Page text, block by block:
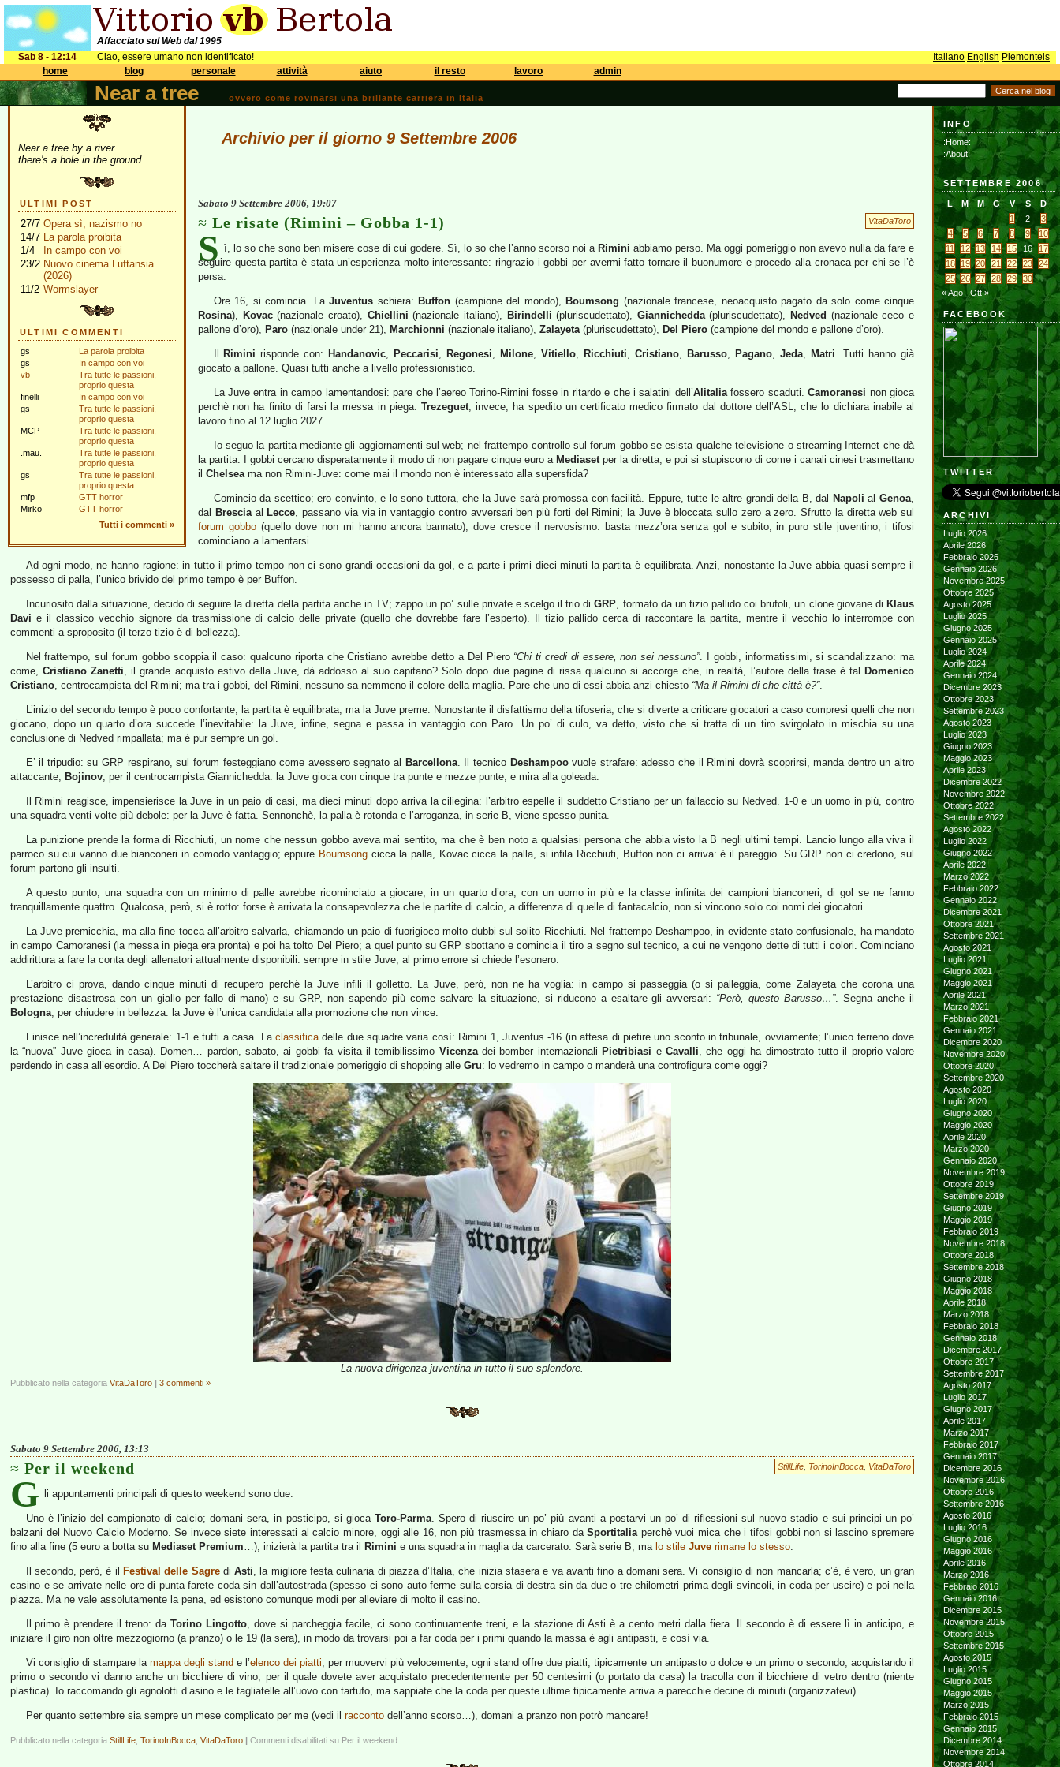
Affacciato sul Web dal 1995
Sab 8 - 12:14
Ciao, essere umano non identificato! Italiano English Piemonteis
home
blog personale attività aiuto il resto lavoro admin
Near a tree ovvero come rovinarsi una brillante carriera in Italia
Near a tree by a river
there's a hole in the ground
ULTIMI POST
27/7 Opera sì, nazismo no
14/7 La parola proibita
1/4
In campo con voi
23/2 Nuovo cinema Luftansia
(2026)
11/2 Wormslayer
ULTIMI COMMENTI
gs
La parola proibita
gs
In campo con voi
vb
Tra tutte le passioni,
proprio questa
finelli
In campo con voi
gs
Tra tutte le passioni,
proprio questa
MCP
Tra tutte le passioni,
proprio questa
.mau.
Tra tutte le passioni,
proprio questa
gs
Tra tutte le passioni,
proprio questa
mfp
GTT horror
Mirko
GTT horror
Tutti i commenti »
Archivio per il giorno 9 Settembre 2006
Sabato 9 Settembre 2006, 19:07
VitaDaToro
Le risate (Rimini – Gobba 1-1)
S ì, lo so che sono ben misere cose di cui godere. Sì, lo so che l’anno scorso noi a Rimini abbiamo perso. Ma oggi pomeriggio non avevo nulla da fare e
seguire questa partita è stata un’esperienza molto interessante: ringrazio i gobbi per avermi fatto tornare il buonumore e procedo alla cronaca per chi se l’è
persa.
Ore 16, si comincia. La Juventus schiera: Buffon (campione del mondo), Boumsong (nazionale francese, neoacquisto pagato da solo come cinque
Rosina), Kovac(nazionale croato), Chiellini (nazionale italiano), Birindelli (pluriscudettato), Giannichedda(pluriscudettato), Nedved (nazionale ceco e
pallone d’oro), Paro (nazionale under 21), Marchionni (nazionale italiano), Zalayeta(pluriscudettato), Del Piero (campione del mondo e pallone d’oro).
Rimini risponde con: Handanovic, Peccarisi, Regonesi, Milone,Vitiello, Ricchiuti,Cristiano, Barusso, Pagano,Jeda, Matri. Tutti hanno già
giocato a pallone. Quasi tutti anche a livello professionistico.
La Juve entra in campo lamentandosi: pare che l’aereo Torino-Rimini fosse in ritardo e che i salatini dell’Alitaliafossero scaduti.Camoranesi non gioca
perchè non ha finito di farsi la messa in piega. Trezeguet, invece, ha spedito un certificato medico firmato dal dottore dell’ASL, che lo dichiara inabile al
lavoro fino al 12 luglio 2027.
Io seguo la partita mediante gli aggiornamenti sul web; nel frattempo controllo sul forum gobbo se esista qualche televisione o streaming Internet che dà
la partita. I gobbi cercano disperatamente il modo di non pagare cinque euro a Mediasetper la diretta, e poi si stupiscono di come i canali cinesi trasmettano
il Chelseama non Rimini-Juve: come mai il mondo non è interessato alla supersfida?
Comincio da scettico; ero convinto, e lo sono tuttora, che la Juve sarà promossa con facilità. Eppure, tutte le altre grandi della B, dal Napoli alGenoa,
dal Bresciaal Lecce, passano via via in vantaggio contro avversari ben più forti del Rimini; la Juve è bloccata sullo zero a zero. Sfrutto la diretta web sul
forum gobbo(quello dove non mi hanno ancora bannato), dove cresce il nervosismo: basta mezz’ora senza gol e subito, in puro stile juventino, i tifosi
cominciano a lamentarsi.
Ad ogni modo, ne hanno ragione: in tutto il primo tempo non ci sono grandi occasioni da gol, e a parte i primi dieci minuti la partita è equilibrata. Anzi, nonostante la Juve abbia quasi sempre il
possesso di palla, l’unico brivido del primo tempo è per Buffon.
Incuriosito dalla situazione, decido di seguire la diretta della partita anche in TV; zappo un po’ sulle private e scelgo il trio diGRP, formato da un tizio pallido coi brufoli, un clone giovane di Klaus
Davi e il classico vecchio signore da trasmissione di calcio delle private (quello che dovrebbe fare l’esperto). Il tizio pallido cerca di raccontare la partita, mentre il vecchio lo interrompe con
commenti a sproposito (il terzo tizio è di bellezza).
Nel frattempo, sul forum gobbo scoppia il caso: qualcuno riporta che Cristiano avrebbe detto a Del Piero “Chi ti credi di essere, non sei nessuno”. I gobbi, informatissimi, si scandalizzano: ma
come,Cristiano Zanetti, il grande acquisto estivo della Juve, dà addosso al suo capitano? Solo dopo due pagine di rissa qualcuno si accorge che, in realtà, l’autore della frase è tal Domenico
Cristiano, centrocampista del Rimini; ma tra i gobbi, del Rimini, nessuno sa nemmeno il colore della maglia. Pare che uno di essi abbia anzi chiesto “Ma il Rimini di che città è?”.
L’inizio del secondo tempo è poco confortante; la partita è equilibrata, ma la Juve preme. Nonostante il disfattismo della tifoseria, che si diverte a criticare giocatori a caso compresi quelli che non
giocano, dopo un quarto d’ora succede l’inevitabile: la Juve, infine, segna e passa in vantaggio con Paro. Un po’ di culo, va detto, visto che si tratta di un tiro svirgolato in mischia su una
conclusione di Nedved rimpallata; ma è pur sempre un gol.
E’ il tripudio: su GRP respirano, sul forum festeggiano come avessero segnato al Barcellona. Il tecnico Deshampoovuole strafare: adesso che il Rimini dovrà scoprirsi, manda dentro un altro
attaccante, Bojinov, per il centrocampista Giannichedda: la Juve gioca con cinque tra punte e mezze punte, e mira alla goleada.
Il Rimini reagisce, impensierisce la Juve in un paio di casi, ma dieci minuti dopo arriva la ciliegina: l’arbitro espelle il suddetto Cristiano per un fallaccio su Nedved. 1-0 e un uomo in più, contro
una squadra venti volte più debole: per la Juve è fatta. Sennonchè, la palla è rotonda e l’arroganza, in serie B, viene spesso punita.
La punizione prende la forma di Ricchiuti, un nome che nessun gobbo aveva mai sentito, ma che è ben noto a qualsiasi persona che abbia visto la B negli ultimi tempi. Lancio lungo alla viva il
parroco su cui vanno due bianconeri in comodo vantaggio; eppure Boumsongcicca la palla, Kovac cicca la palla, si infila Ricchiuti, Buffon non ci arriva: è il pareggio. Su GRP non ci credono, sul
forum partono gli insulti.
A questo punto, una squadra con un minimo di palle avrebbe ricominciato a giocare; in un quarto d’ora, con un uomo in più e la classe infinita dei campioni bianconeri, di gol se ne fanno
tranquillamente quattro. Qualcosa, però, si è rotto: forse è arrivata la consapevolezza che le partite di calcio, a differenza di quelle di fantacalcio, non si vincono solo coi nomi dei giocatori.
La Juve premicchia, ma alla fine tocca all’arbitro salvarla, chiamando un paio di fuorigioco molto dubbi sul solito Ricchiuti. Nel frattempo Deshampoo, in evidente stato confusionale, ha mandato
in campo Camoranesi (la messa in piega era pronta) e poi ha tolto Del Piero; a quel punto su GRP sbottano e comincia il tiro a segno sul tecnico, a cui ne vengono dette di tutti i colori. Cominciano
addirittura a fare la conta degli allenatori attualmente disponibili: sempre in stile Juve, al primo errore si chiede l’esonero.
L’arbitro ci prova, dando cinque minuti di recupero perchè la Juve infili il golletto. La Juve, però, non ne ha voglia: in campo si passeggia (o si palleggia, come Zalayeta che corona una
prestazione disastrosa con un giallo per fallo di mano) e su GRP, non sapendo più come salvare la situazione, si riducono a esaltare gli avversari: “Però, questo Barusso…”. Segna anche il
Bologna, per chiudere in bellezza: la Juve è l’unica candidata alla promozione che non vince.
Finisce nell’incredulità generale: 1-1 e tutti a casa. La classificadelle due squadre varia così: Rimini 1, Juventus -16 (in attesa di pietire uno sconto in tribunale, ovviamente; l’unico terreno dove
la “nuova” Juve gioca in casa). Domen… pardon, sabato, ai gobbi fa visita il temibilissimo Vicenzadei bomber internazionali Pietribiasi e Cavalli, che oggi ha dimostrato tutto il proprio valore
perdendo in casa all’esordio. A Del Piero toccherà saltare il tradizionale pomeriggio di shopping alle Gru: lo vedremo in campo o manderà una controfigura come oggi?
La nuova dirigenza juventina in tutto il suo splendore.
Pubblicato nella categoria VitaDaToro | 3 commenti »
Sabato 9 Settembre 2006, 13:13
StillLife TorinoInBocca VitaDaToro
Per il weekend
G li appuntamenti principali di questo weekend sono due.
Uno è l’inizio del campionato di calcio; domani sera, in posticipo, si gioca Toro-Parma. Spero di riuscire un po’ più avanti a postarvi un po’ di riflessioni sul nuovo stadio e sui principi un po’
balzani del Nuovo Calcio Moderno. Se invece siete interessati al calcio minore, oggi alle 16, non più trasmessa in chiaro daSportitaliaperchè vuoi mica che i tifosi gobbi non si lascino spremere
fino alla fine (5 euro a botta su Mediaset Premium…), inizierà la partita tra il Rimini e una squadra in maglia da carcerato. Sarà serie B, ma lo stile Juve rimane lo stesso.
Il secondo, però, è il Festival delle SagrediAsti, la migliore festa culinaria di piazza d’Italia, che inizia stasera e va avanti fino a domani sera. Vi consiglio di non mancarla; c’è, è vero, un gran
casino e se arrivate nelle ore di punta farete coda sin dall’autostrada (spesso ci sono auto ferme sulla corsia di destra sin da due o tre chilometri prima degli svincoli, in coda per uscire) e poi nella
piazza. Ma ne vale assolutamente la pena, ed esistono comunque modi per alleviare di molto il casino.
Il primo è prendere il treno: daTorino Lingotto, dove si parcheggia facile, ci sono continuamente treni, e la stazione di Asti è a cento metri dalla fiera. Il secondo è di essere lì in anticipo, e
iniziare il giro non oltre mezzogiorno (a pranzo) o le 19 (la sera), in modo da trovarsi poi a far coda per i primi quando la massa è agli antipasti, e così via.
Vi consiglio di stampare la mappa degli stand e l’elenco dei piatti, per muovervi più velocemente; ogni stand offre due piatti, tipicamente un antipasto o dolce e un primo o secondo; acquistando il
primo o secondo vi danno anche un bicchiere di vino, per il quale dovete aver acquistato precedentemente per 50 centesimi (o portato da casa) la tracolla con il bicchiere di vetro dentro (niente
plastica). Io raccomando gli agnolotti d’asino e le tagliatelle all’uovo con tartufo, ma sappiate che la coda per queste ultime tipicamente arriva a parecchie decine di minuti (organizzatevi).
Per quanto settembre sia sempre un mese complicato per me (vedi il raccontodell’anno scorso…), domani a pranzo non potrò mancare!
Pubblicato nella categoria StillLife TorinoInBocca VitaDaToro | Commenti disabilitati su Per il weekend
INFO
:Home:
:About:
SETTEMBRE 2006
L M M G V S
D
1
2
3
4
5 6 7 8 9
10
11
12 13 14 15 16
17
18
19 20 21 22 23
24
25
26 27 28 29
30
« Ago
Ott »
FACEBOOK
TWITTER
ARCHIVI
Luglio 2026
Aprile 2026
Febbraio 2026
Gennaio 2026
Novembre 2025
Ottobre 2025
Agosto 2025
Luglio 2025
Giugno 2025
Gennaio 2025
Luglio 2024
Aprile 2024
Gennaio 2024
Dicembre 2023
Ottobre 2023
Settembre 2023
Agosto 2023
Luglio 2023
Giugno 2023
Maggio 2023
Aprile 2023
Dicembre 2022
Novembre 2022
Ottobre 2022
Settembre 2022
Agosto 2022
Luglio 2022
Giugno 2022
Aprile 2022
Marzo 2022
Febbraio 2022
Gennaio 2022
Dicembre 2021
Ottobre 2021
Settembre 2021
Agosto 2021
Luglio 2021
Giugno 2021
Maggio 2021
Aprile 2021
Marzo 2021
Febbraio 2021
Gennaio 2021
Dicembre 2020
Novembre 2020
Ottobre 2020
Settembre 2020
Agosto 2020
Luglio 2020
Giugno 2020
Maggio 2020
Aprile 2020
Marzo 2020
Gennaio 2020
Novembre 2019
Ottobre 2019
Settembre 2019
Giugno 2019
Maggio 2019
Febbraio 2019
Novembre 2018
Ottobre 2018
Settembre 2018
Giugno 2018
Maggio 2018
Aprile 2018
Marzo 2018
Febbraio 2018
Gennaio 2018
Dicembre 2017
Ottobre 2017
Settembre 2017
Agosto 2017
Luglio 2017
Giugno 2017
Aprile 2017
Marzo 2017
Febbraio 2017
Gennaio 2017
Dicembre 2016
Novembre 2016
Ottobre 2016
Settembre 2016
Agosto 2016
Luglio 2016
Giugno 2016
Maggio 2016
Aprile 2016
Marzo 2016
Febbraio 2016
Gennaio 2016
Dicembre 2015
Novembre 2015
Ottobre 2015
Settembre 2015
Agosto 2015
Luglio 2015
Giugno 2015
Maggio 2015
Marzo 2015
Febbraio 2015
Gennaio 2015
Dicembre 2014
Novembre 2014
Ottobre 2014